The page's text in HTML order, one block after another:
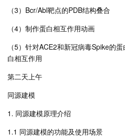
（3）Bcr/Abl靶点的PDB结构叠合
（4）制作蛋白相互作用动画
（5）针对ACE2和新冠病毒Spike的
白相互作用
第二天上午
同源建模
1. 同源建模原理介绍
1.1 同源建模的功能及使用场景